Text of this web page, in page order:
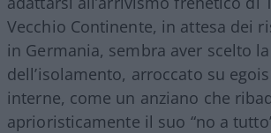
Vecchio Continente, in attesa dei
in Germania, sembra aver scelto
dell’isolamento, arroccato su
interne, come un anziano che
aprioristicamente il suo “no a